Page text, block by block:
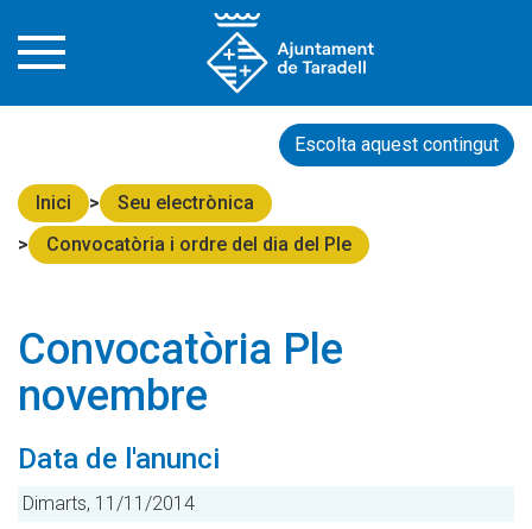
Escolta aquest contingut
Inici
Seu electrònica
Convocatòria i ordre del dia del Ple
Convocatòria Ple
novembre
Data de l'anunci
Dimarts, 11/11/2014